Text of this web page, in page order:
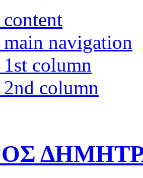
navigation
column
column